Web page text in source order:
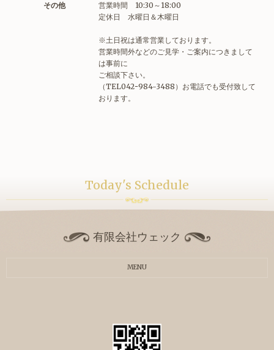
その他
営業時間 10:30～18:00
定休日 水曜日＆木曜日
※土日祝は通常営業しております。
営業時間外などのご見学・ご案内につきまして
は事前に
ご相談下さい。
（TEL042ｰ984-3488）お電話でも受付致して
おります。
Today's Schedule
有限会社ウェック
MENU